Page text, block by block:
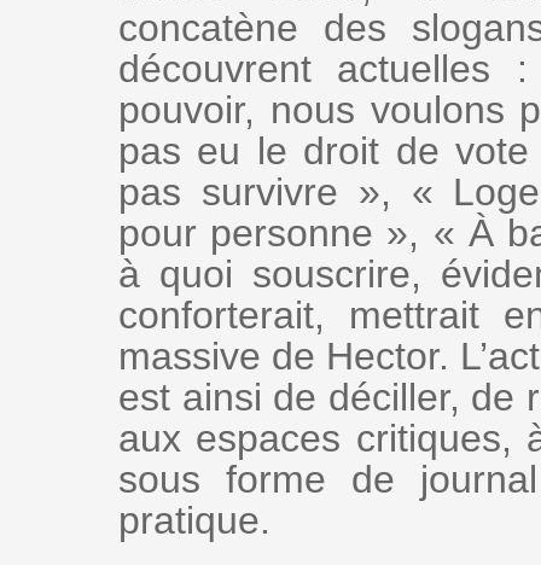
concatène des
découvrent
pouvoir, nous voulons
pas eu le droit de
pas survivre », «
pour personne », « À
à quoi souscrire,
conforterait, mettrait
massive de Hector.
est ainsi de déciller, de
aux espaces critiques,
sous forme de
pratique.